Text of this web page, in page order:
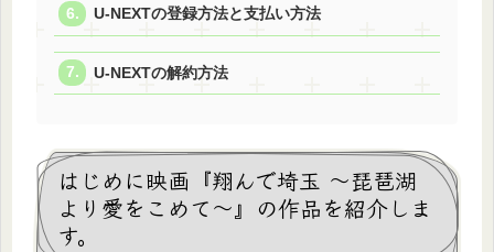
U-NEXTの登録方法と支払い方法
U-NEXTの解約方法
はじめに映画『翔んで埼玉 ～琵琶湖
より愛をこめて～』の作品を紹介しま
す。